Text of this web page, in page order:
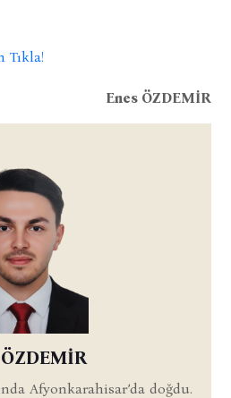
Tıkla!
Enes ÖZDEMİR
Afyonkarahisar’da doğdu.